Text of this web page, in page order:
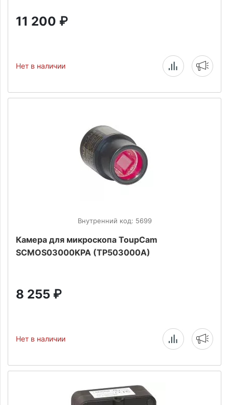
11 200 ₽
Нет в наличии
Внутренний код: 5699
Камера для микроскопа ToupCam
SCMOS03000KPA (TP503000A)
8 255 ₽
Нет в наличии